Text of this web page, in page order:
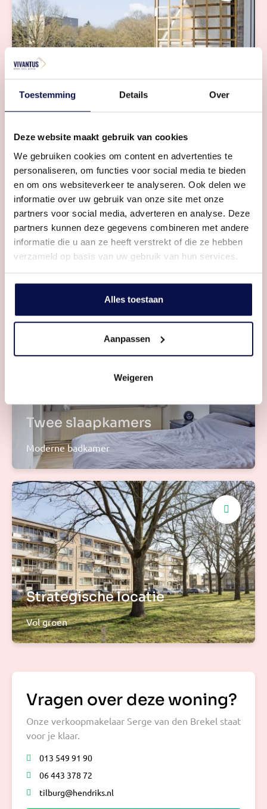
Toestemming Details Over
Deze website maakt gebruik van cookies
We gebruiken cookies om content en advertenties te
personaliseren, om functies voor social media te bieden
en om ons websiteverkeer te analyseren. Ook delen we
informatie over uw gebruik van onze site met onze
partners voor social media, adverteren en analyse. Deze
partners kunnen deze gegevens combineren met andere
informatie die u aan ze heeft verstrekt of die ze hebben
verzameld op basis van uw gebruik van hun services.
Alles toestaan
Aanpassen
Weigeren
Twee balkonnen
Zon en rust
Seperate keuken
Divers inbouwapparatuur
Twee slaapkamers
Moderne badkamer
Strategische locatie
Vol groen
Vragen over deze woning?
Onze verkoopmakelaar Serge van den Brekel staat
voor je klaar.
013 549 91 90
06 443 378 72
tilburg@hendriks.nl